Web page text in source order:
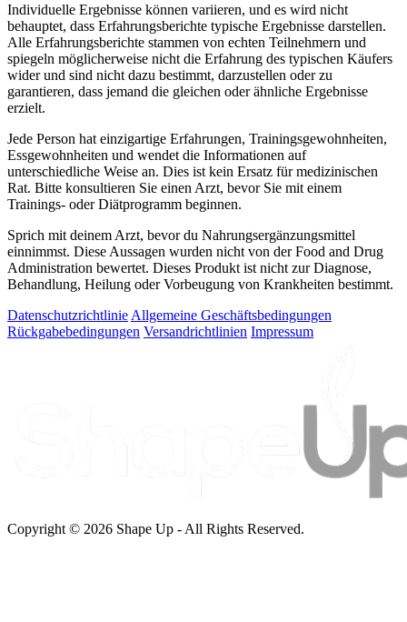
Individuelle Ergebnisse können variieren, und es wird nicht
behauptet, dass Erfahrungsberichte typische Ergebnisse darstellen.
Alle Erfahrungsberichte stammen von echten Teilnehmern und
spiegeln möglicherweise nicht die Erfahrung des typischen Käufers
wider und sind nicht dazu bestimmt, darzustellen oder zu
garantieren, dass jemand die gleichen oder ähnliche Ergebnisse
erzielt.
Jede Person hat einzigartige Erfahrungen, Trainingsgewohnheiten,
Essgewohnheiten und wendet die Informationen auf
unterschiedliche Weise an. Dies ist kein Ersatz für medizinischen
Rat. Bitte konsultieren Sie einen Arzt, bevor Sie mit einem
Trainings- oder Diätprogramm beginnen.
Sprich mit deinem Arzt, bevor du Nahrungsergänzungsmittel
einnimmst. Diese Aussagen wurden nicht von der Food and Drug
Administration bewertet. Dieses Produkt ist nicht zur Diagnose,
Behandlung, Heilung oder Vorbeugung von Krankheiten bestimmt.
Datenschutzrichtlinie Allgemeine Geschäftsbedingungen
Rückgabebedingungen Versandrichtlinien Impressum
Copyright © 2026 Shape Up - All Rights Reserved.